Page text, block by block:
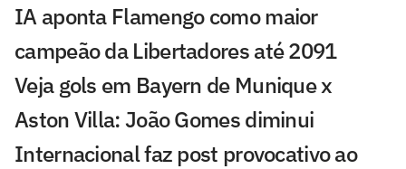
IA aponta Flamengo como maior
campeão da Libertadores até 2091
Veja gols em Bayern de Munique x
Aston Villa: João Gomes diminui
Internacional faz post provocativo ao